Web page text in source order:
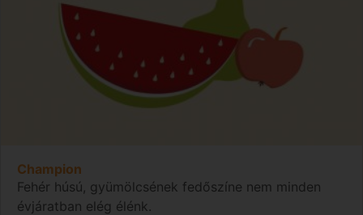
Champion
Fehér húsú, gyümölcsének fedőszíne nem minden
évjáratban elég élénk.